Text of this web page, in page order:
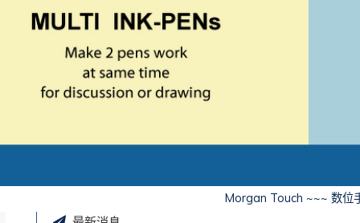
Morgan Touch ~~~ 数位